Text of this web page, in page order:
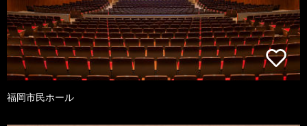
福岡市民ホール